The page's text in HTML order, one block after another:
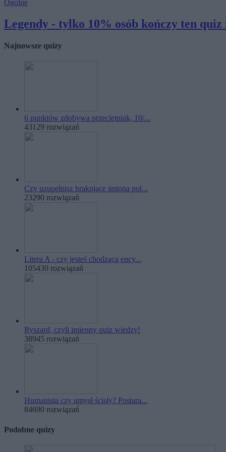
Ogólne
Legendy - tylko 10% osób kończy ten quiz
Najnowsze quizy
6 punktów zdobywa przeciętniak, 10/...
43129 rozwiązań
Czy uzupełnisz brakujące imiona pol...
23290 rozwiązań
Litera A - czy jesteś chodzącą ency...
105430 rozwiązań
Ryszard, czyli imienny quiz wiedzy!
38945 rozwiązań
Humanista czy umysł ścisły? Postara...
84690 rozwiązań
Podobne quizy